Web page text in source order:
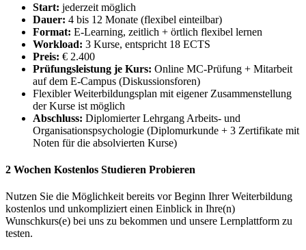
Start: jederzeit möglich
Dauer: 4 bis 12 Monate (flexibel einteilbar)
Format: E-Learning, zeitlich + örtlich flexibel lernen
Workload: 3 Kurse, entspricht 18 ECTS
Preis: € 2.400
Prüfungsleistung je Kurs: Online MC-Prüfung + Mitarbeit
auf dem E-Campus (Diskussionsforen)
Flexibler Weiterbildungsplan mit eigener Zusammenstellung
der Kurse ist möglich
Abschluss: Diplomierter Lehrgang Arbeits- und
Organisationspsychologie (Diplomurkunde + 3 Zertifikate mit
Noten für die absolvierten Kurse)
2 Wochen Kostenlos Studieren Probieren
Nutzen Sie die Möglichkeit bereits vor Beginn Ihrer Weiterbildung
kostenlos und unkompliziert einen Einblick in Ihre(n)
Wunschkurs(e) bei uns zu bekommen und unsere Lernplattform zu
testen.